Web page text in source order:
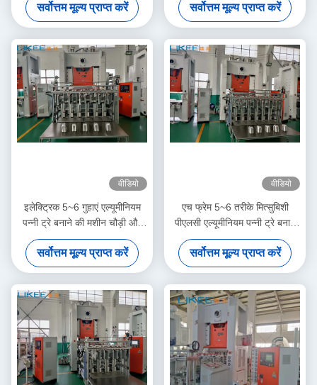
सर्वोत्तम मूल्य प्राप्त करें सर्वोत्तम मूल्य प्राप्त करें
वीडियो
इलेक्ट्रिक 5~6 गुहाएं एल्यूमीनियम
पन्नी ट्रे बनाने की मशीन चौड़ी और
मोटी संरचना के साथ
सर्वोत्तम मूल्य प्राप्त करें
वीडियो
एच फ्रेम 5~6 तरीके मित्सुबिशी
पीएलसी एल्यूमीनियम पन्नी ट्रे बनाने
की मशीन
सर्वोत्तम मूल्य प्राप्त करें